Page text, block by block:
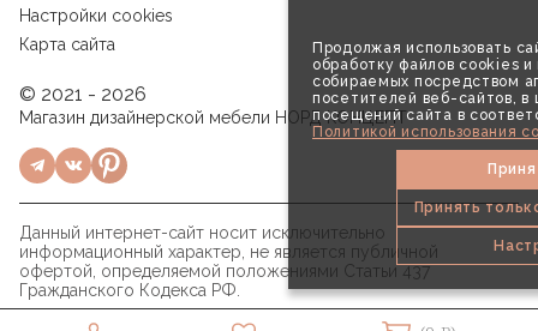
Продолжая использовать
обработку файлов cookies и
собираемых посредством
посетителей веб-сайтов, в
посещений сайта в
Политикой использования
Принять
Настройки cookies
Карта сайта
© 2021 - 2026
Магазин дизайнерской мебели НОРД КОНЦЕПТ
Данный интернет-сайт носит исключительно
информационный характер, не является публичной
офертой, определяемой положениями Статьи 437
Гражданского Кодекса РФ.